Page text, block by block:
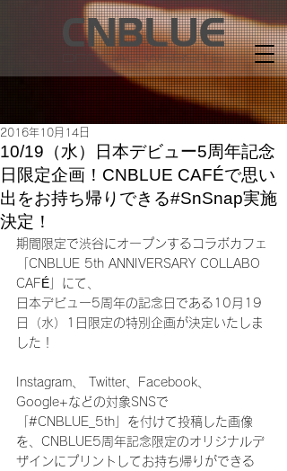
10/19（水）日本デビュー5周年記念
日限定企画！CNBLUE CAFÉで思い
出をお持ち帰りできる#SnSnap実施
決定！
2016年10月14日
期間限定で渋谷にオープンするコラボカフェ
「CNBLUE 5th ANNIVERSARY COLLABO
CAFÉ」にて、
日本デビュー5周年の記念日である10月19
日（水）1日限定の特別企画が決定いたしま
した！
Instagram、 Twitter、Facebook、
Google+などの対象SNSで
「#CNBLUE_5th」を付けて投稿した画像
を、CNBLUE5周年記念限定のオリジナルデ
ザインにプリントしてお持ち帰りができる